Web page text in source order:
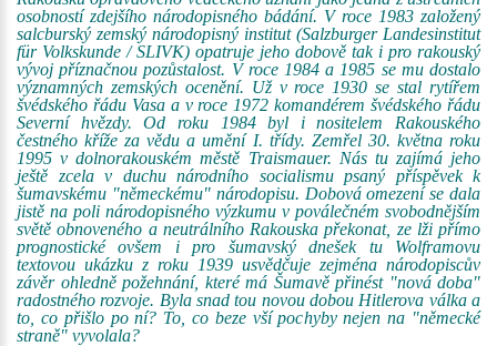
osobností zdejšího národopisného bádání. V roce 1983 založený
salcburský zemský národopisný institut (Salzburger Landesinstitut
für Volkskunde / SLIVK) opatruje jeho dobově tak i pro rakouský
vývoj příznačnou pozůstalost. V roce 1984 a 1985 se mu dostalo
významných zemských ocenění. Už v roce 1930 se stal rytířem
švédského řádu Vasa a v roce 1972 komandérem švédského řádu
Severní hvězdy. Od roku 1984 byl i nositelem Rakouského
čestného kříže za vědu a umění I. třídy. Zemřel 30. května roku
1995 v dolnorakouském městě Traismauer. Nás tu zajímá jeho
ještě zcela v duchu národního socialismu psaný příspěvek k
šumavskému "německému" národopisu. Dobová omezení se dala
jistě na poli národopisného výzkumu v poválečném svobodnějším
světě obnoveného a neutrálního Rakouska překonat, ze lži přímo
prognostické ovšem i pro šumavský dnešek tu Wolframovu
textovou ukázku z roku 1939 usvědčuje zejména národopiscův
závěr ohledně požehnání, které má Šumavě přinést "nová doba"
radostného rozvoje. Byla snad tou novou dobou Hitlerova válka a
to, co přišlo po ní? To, co beze vší pochyby nejen na "německé
straně" vyvolala?